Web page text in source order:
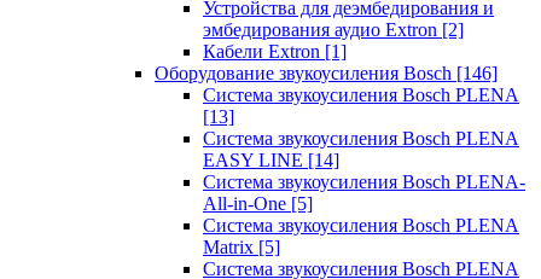
Устройства для деэмбедирования и
эмбедирования аудио Extron [2]
Кабели Extron [1]
Оборудование звукоусиления Bosch [146]
Система звукоусиления Bosch PLENA
[13]
Система звукоусиления Bosch PLENA
EASY LINE [14]
Система звукоусиления Bosch PLENA-
All-in-One [5]
Система звукоусиления Bosch PLENA
Matrix [5]
Система звукоусиления Bosch PLENA